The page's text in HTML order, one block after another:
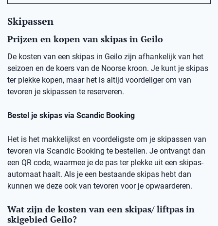
Skipassen
Prijzen en kopen van skipas in Geilo
De kosten van een skipas in Geilo zijn afhankelijk van het
seizoen en de koers van de Noorse kroon. Je kunt je skipas
ter plekke kopen, maar het is altijd voordeliger om van
tevoren je skipassen te reserveren.
Bestel je skipas via Scandic Booking
Het is het makkelijkst en voordeligste om je skipassen van
tevoren via Scandic Booking te bestellen. Je ontvangt dan
een QR code, waarmee je de pas ter plekke uit een skipas-
automaat haalt. Als je een bestaande skipas hebt dan
kunnen we deze ook van tevoren voor je opwaarderen.
Wat zijn de kosten van een skipas/ liftpas in
skigebied Geilo?